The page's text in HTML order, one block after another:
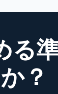
る
？